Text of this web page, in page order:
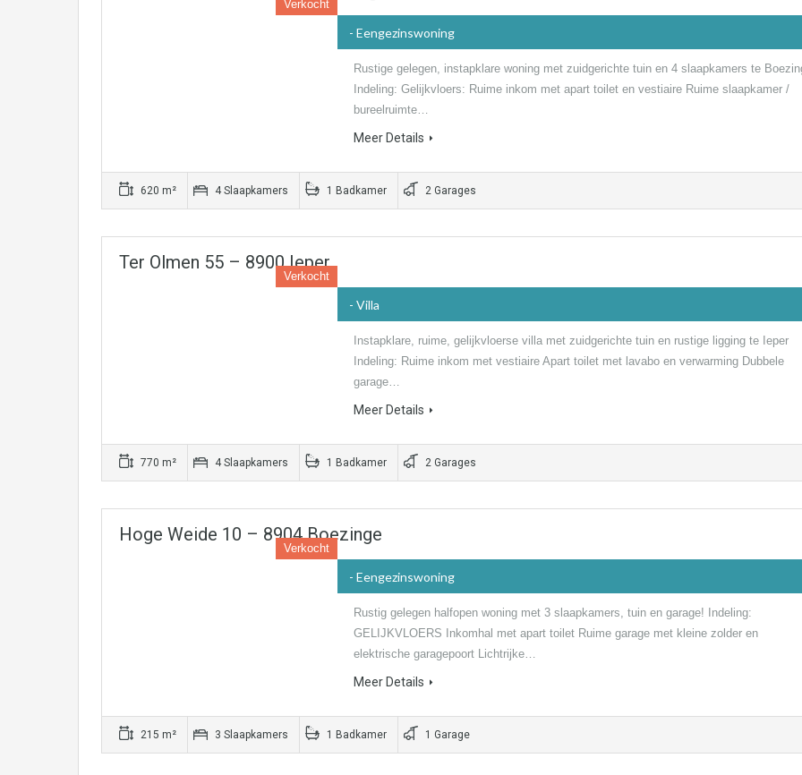
Verkocht
- Eengezinswoning
Rustige gelegen, instapklare woning met zuidgerichte tuin en 4 slaapkamers te
Indeling: Gelijkvloers: Ruime inkom met apart toilet en vestiaire Ruime slaapkamer /
bureelruimte…
Meer Details
620 m² 4 Slaapkamers 1 Badkamer 2 Garages
Ter Olmen 55 – 8900 Ieper
Verkocht
- Villa
Instapklare, ruime, gelijkvloerse villa met zuidgerichte tuin en rustige ligging te Ieper
Indeling: Ruime inkom met vestiaire Apart toilet met lavabo en verwarming Dubbele
garage…
Meer Details
770 m² 4 Slaapkamers 1 Badkamer 2 Garages
Hoge Weide 10 – 8904 Boezinge
Verkocht
- Eengezinswoning
Rustig gelegen halfopen woning met 3 slaapkamers, tuin en garage! Indeling:
GELIJKVLOERS Inkomhal met apart toilet Ruime garage met kleine zolder en
elektrische garagepoort Lichtrijke…
Meer Details
215 m² 3 Slaapkamers 1 Badkamer 1 Garage